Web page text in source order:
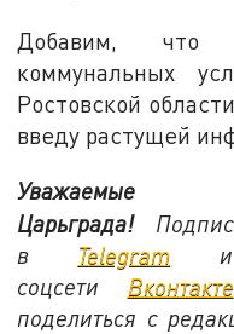
Добавим, что
коммунальных
Ростовской
введу растущей
Царьграда!
в Telegram и
соцсети Вконтакте
поделиться с